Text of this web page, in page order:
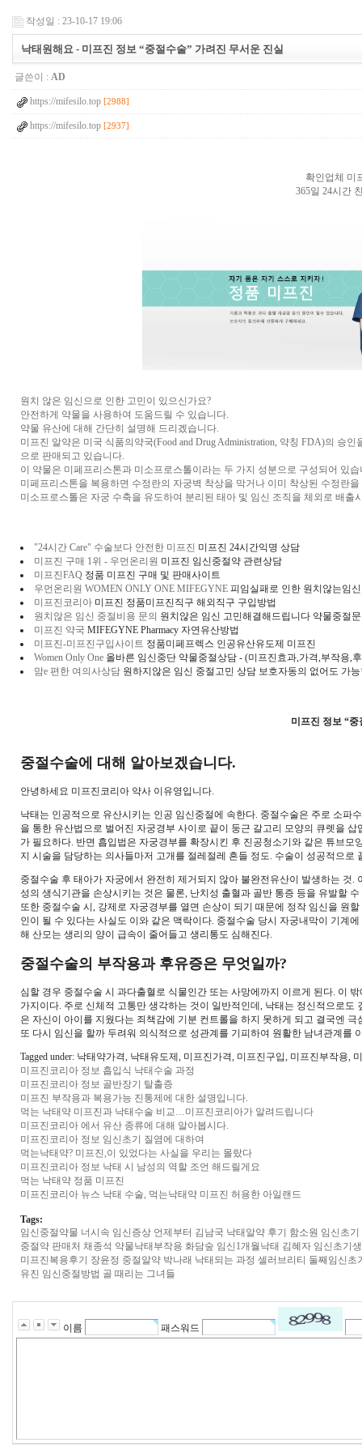
작성일 : 23-10-17 19:06
낙태원해요 - 미프진 정보 “중절수술” 가려진 무서운 진실
글쓴이 : AD
https://mifesilo.top [2988]
https://mifesilo.top [2937]
확인업체 미
365일 24시간
원치 않은 임신으로 인한 고민이 있으신가요?
안전하게 약물을 사용하여 도움드릴 수 있습니다.
약물 유산에 대해 간단히 설명해 드리겠습니다.
미프진 알약은 미국 식품의약국(Food and Drug Administration, 약칭 FDA)의 승
으로 판매되고 있습니다.
이 약물은 미페프리스톤과 미소프로스톨이라는 두 가지 성분으로 구성되어 있습
미페프리스톤을 복용하면 수정란의 자궁벽 착상을 막거나 이미 착상된 수정란
미소프로스톨은 자궁 수축을 유도하여 분리된 태아 및 임신 조직을 체외로 배출
"24시간 Care" 수술보다 안전한 미프진 미프진 24시간익명 상담
미프진 구매 1위 - 우먼온리원 미프진 임신중절약 관련상담
미프진FAQ 정품 미프진 구매 및 판매사이트
우먼온리원 WOMEN ONLY ONE MIFEGYNE 피임실패로 인한 원치않는임
미프진코리아 미프진 정품미프진직구 해외직구 구입방법
원치않은 임신 중절비용 문의 원치않은 임신 고민해결해드립니다 약물중절
미프진 약국 MIFEGYNE Pharmacy 자연유산방법
​미프진-미프진구입사이트 정품미페프렉스 인공유산유도제 미프진
Women Only One 올바른 임신중단 약물중절상담 - (미프진효과,가격,부작용,
맘e 편한 여의사상담 원하지않은 임신 중절고민 상담 보호자동의 없어도 가
미프진 정보 “
중절수술에 대해 알아보겠습니다.
안녕하세요 미프진코리아 약사 이유영입니다.
낙태는 인공적으로 유산시키는 인공 임신중절에 속한다. 중절수술은 주로 소파
을 통한 유산법으로 벌어진 자궁경부 사이로 끝이 둥근 갈고리 모양의 큐렛을
가 필요하다. 반면 흡입법은 자궁경부를 확장시킨 후 진공청소기와 같은 튜브
지 시술을 담당하는 의사들마저 고개를 절레절레 흔들 정도. 수술이 성공적으
중절수술 후 태아가 자궁에서 완전히 제거되지 않아 불완전유산이 발생하는 것
성의 생식기관을 손상시키는 것은 물론, 난치성 출혈과 골반 통증 등을 유발할 수
또한 중절수술 시, 강제로 자궁경부를 열면 손상이 되기 때문에 정작 임신을 원
인이 될 수 있다는 사실도 이와 같은 맥락이다. 중절수술 당시 자궁내막이 기계
해 산모는 생리의 양이 급속이 줄어들고 생리통도 심해진다.
중절수술의 부작용과 후유증은 무엇일까?
심할 경우 중절수술 시 과다출혈로 식물인간 또는 사망에까지 이르게 된다. 이
가지이다. 주로 신체적 고통만 생각하는 것이 일반적인데, 낙태는 정신적으로
은 자신이 아이를 지웠다는 죄책감에 기분 컨트롤을 하지 못하게 되고 결국엔
또 다시 임신을 할까 두려워 의식적으로 성관계를 기피하여 원활한 남녀관계를
Tagged under: 낙태약가격, 낙태유도제, 미프진가격, 미프진구입, 미프진부작
미프진코리아 정보 흡입식 낙태수술 과정
미프진코리아 정보 골반장기 탈출증
미프진 부작용과 복용가능 진통제에 대한 설명입니다.
먹는 낙태약 미프진과 낙태수술 비교…미프진코리아가 알려드립니다
미프진코리아 에서 유산 종류에 대해 알아봅시다.
미프진코리아 정보 임신초기 질염에 대하여
먹는낙태약? 미프진,이 있었다는 사실을 우리는 몰랐다
미프진코리아 정보 낙태 시 남성의 역할 조언 해드릴게요
먹는 낙태약 정품 미프진
미프진코리아 뉴스 낙태 수술, 먹는낙태약 미프진 허용한 아일랜드
Tags:
임신중절약물 너시속 임신증상 언제부터 김남국 낙태알약 후기 함소원 임신초
중절약 판매처 채종석 약물낙태부작용 화담숲 임신1개월낙태 김혜자 임신초기
미프진복용후기 장윤정 중절알약 박나래 낙태되는 과정 셀러브리티 둘째임신초
유진 임신중절방법 골 때리는 그녀들
이름 패스워드